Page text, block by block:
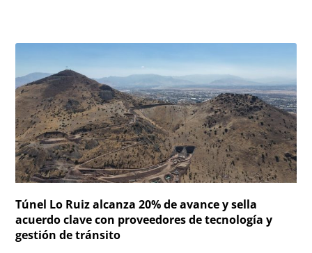
Túnel Lo Ruiz alcanza 20% de avance y sella
acuerdo clave con proveedores de tecnología y
gestión de tránsito